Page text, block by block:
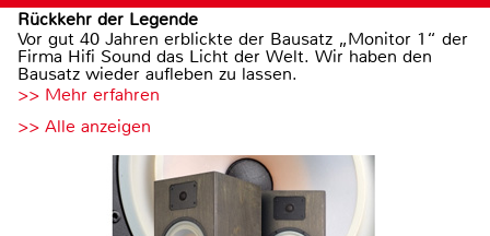
Rückkehr der Legende
Vor gut 40 Jahren erblickte der Bausatz „Monitor 1“ der
Firma Hifi Sound das Licht der Welt. Wir haben den
Bausatz wieder aufleben zu lassen.
>> Mehr erfahren
>> Alle anzeigen